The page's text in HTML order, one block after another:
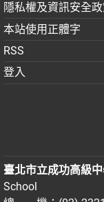
隱私權及資訊安全
本站使用正體字
RSS
登入
臺北市立成功高級
School